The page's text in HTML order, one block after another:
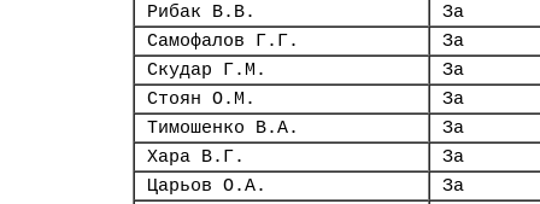
Рибак В.В.
За
Самофалов Г.Г.
За
Скудар Г.М.
За
Стоян О.М.
За
Тимошенко В.А.
За
Хара В.Г.
За
Царьов О.А.
За